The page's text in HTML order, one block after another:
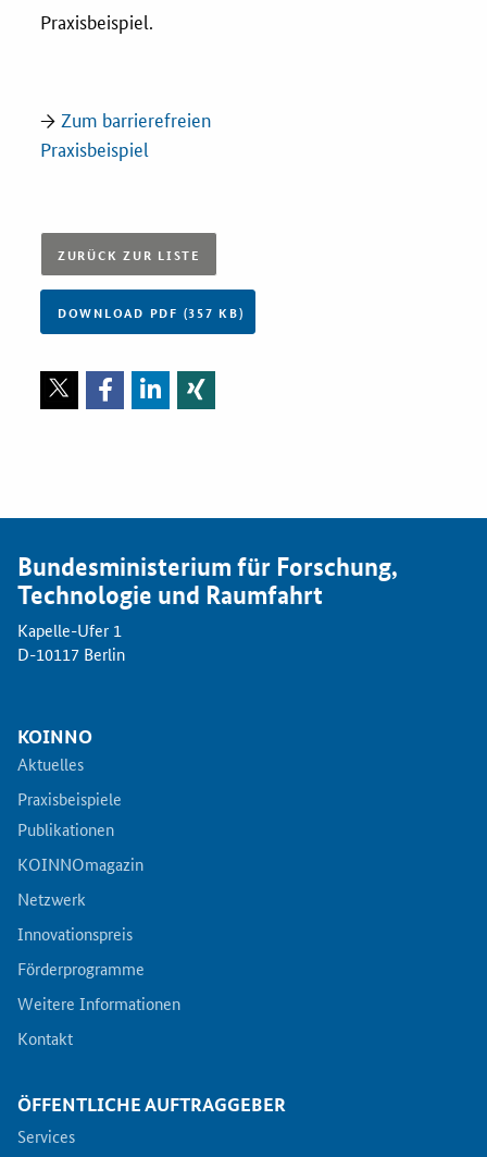
Newsletter
Aktuelle Veranstaltungen
Praxisbeispiel.
→ Zum barrierefreien
Praxisbeispiel
ZURÜCK ZUR LISTE
DOWNLOAD PDF (357 KB)
Bundesministerium für Forschung,
Technologie und Raumfahrt
Kapelle-Ufer 1
D-10117 Berlin
KOINNO
Aktuelles
Praxisbeispiele
Publikationen
KOINNOmagazin
Netzwerk
Innovationspreis
Förderprogramme
Weitere Informationen
Kontakt
ÖFFENTLICHE AUFTRAGGEBER
Services